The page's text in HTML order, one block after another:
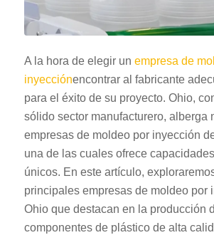
A la hora de elegir un empresa de
inyecciónencontrar al fabricante
para el éxito de su proyecto. Ohio,
sólido sector manufacturero, alberga
empresas de moldeo por inyección
una de las cuales ofrece
únicos. En este artículo,
principales empresas de moldeo por
Ohio que destacan en la producción
componentes de plástico de alta